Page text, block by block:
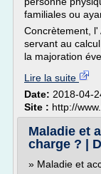
familiales ou
Concrètement,
servant au
la majoration
Lire la suite
Date: 2018-04-
Site : http://
Maladie et
charge ? |
» Maladie et